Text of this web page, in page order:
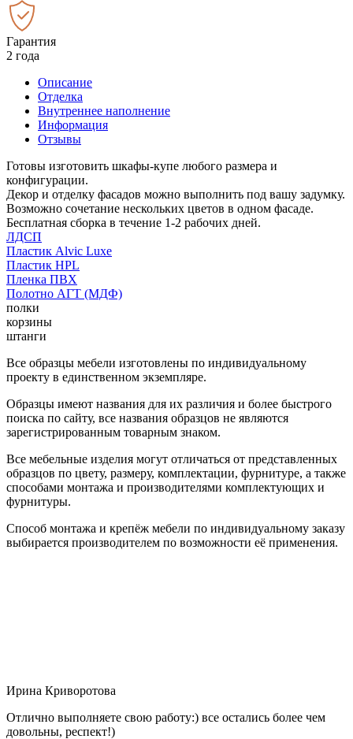
Гарантия
2 года
Описание
Отделка
Внутреннее наполнение
Информация
Отзывы
Готовы изготовить шкафы-купе любого размера и
конфигурации.
Декор и отделку фасадов можно выполнить под вашу задумку.
Возможно сочетание нескольких цветов в одном фасаде.
Бесплатная сборка в течение 1-2 рабочих дней.
ЛДСП
Пластик Alvic Luxe
Пластик HPL
Пленка ПВХ
Полотно АГТ (МДФ)
полки
корзины
штанги
Все образцы мебели изготовлены по индивидуальному
проекту в единственном экземпляре.
Образцы имеют названия для их различия и более быстрого
поиска по сайту, все названия образцов не являются
зарегистрированным товарным знаком.
Все мебельные изделия могут отличаться от представленных
образцов по цвету, размеру, комплектации, фурнитуре, а также
способами монтажа и производителями комплектующих и
фурнитуры.
Способ монтажа и крепёж мебели по индивидуальному заказу
выбирается производителем по возможности её применения.
Ирина Криворотова
Отлично выполняете свою работу:) все остались более чем
довольны, респект!)